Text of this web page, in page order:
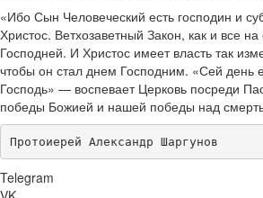
«Ибо Сын Человеческий есть господин и
Христос. Ветхозаветный Закон, как и все
Господней. И Христос имеет власть так
чтобы он стал днем Господним. «Сей день
Господь» — воспевает Церковь посреди
победы Божией и нашей победы над
Протоиерей Александр Шаргунов
Telegram